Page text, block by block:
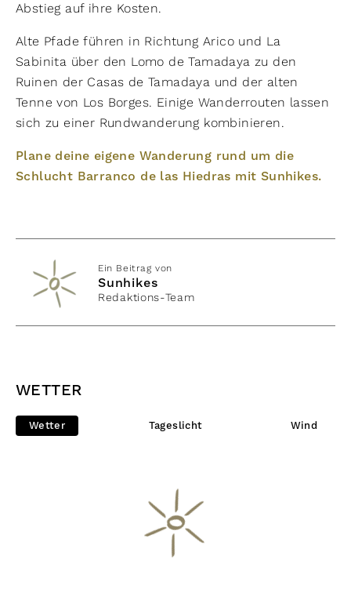
Abstieg auf ihre Kosten.
Alte Pfade führen in Richtung Arico und La
Sabinita über den Lomo de Tamadaya zu den
Ruinen der Casas de Tamadaya und der alten
Tenne von Los Borges. Einige Wanderrouten lassen
sich zu einer Rundwanderung kombinieren.
Plane deine eigene Wanderung rund um die
Schlucht Barranco de las Hiedras mit Sunhikes.
Ein Beitrag von
Sunhikes
Redaktions-Team
WETTER
Wetter Tageslicht Wind